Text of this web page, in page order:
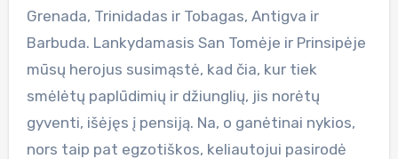
Grenada, Trinidadas ir Tobagas, Antigva ir
Barbuda. Lankydamasis San Tomėje ir Prinsipėje
mūsų herojus susimąstė, kad čia, kur tiek
smėlėtų paplūdimių ir džiunglių, jis norėtų
gyventi, išėjęs į pensiją. Na, o ganėtinai nykios,
nors taip pat egzotiškos, keliautojui pasirodė